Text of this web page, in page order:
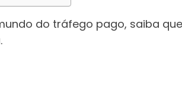
do tráfego pago, saiba